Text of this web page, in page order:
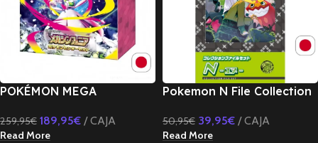
POKÉMON MEGA
SYMPHONIA SET-JAPONÉS
259,95€ 189,95€ CAJA
Read More
Pokemon N File Collection
50,95€ 39,95€ CAJA
Read More